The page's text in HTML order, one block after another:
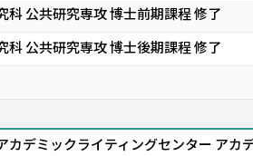
公共研究専攻 博士前期課程 修了
公共研究専攻 博士後期課程 修了
カデミックライティングセンター アカ